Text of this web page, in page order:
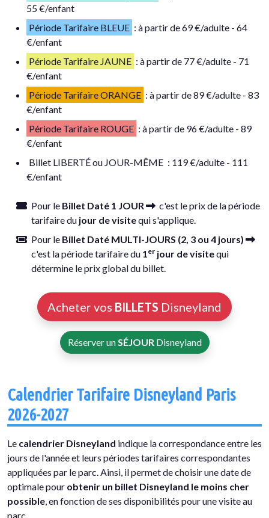
55 €/enfant
Période Tarifaire BLEUE : à partir de 69 €/adulte - 64
€/enfant
Période Tarifaire JAUNE : à partir de 77 €/adulte - 71
€/enfant
Période Tarifaire ORANGE : à partir de 89 €/adulte - 83
€/enfant
Période Tarifaire ROUGE : à partir de 96 €/adulte - 89
€/enfant
Billet LIBERTÉ ou JOUR-MÊME : 119 €/adulte - 111
€/enfant
Pour le Billet Daté 1 JOUR
c'est le prix de la période
tarifaire du jour de visitequi s'applique.
Pour le Billet Daté MULTI-JOURS (2, 3 ou 4 jours)
c'est la période tarifaire du 1 er jour de visitequi
détermine le prix global du billet.
Acheter vos BILLETS Disneyland
Réserver un SÉJOUR Disneyland
Calendrier Tarifaire Disneyland Paris
2026-2027
Le calendrier Disneyland indique la correspondance entre les
jours de l'année et leurs périodes tarifaires correspondantes
appliquées par le parc. Ainsi, il permet de choisir une date de
optimale pour obtenir un billet Disneyland le moins cher
possible , en fonction de ses disponibilités pour une visite au
parc.